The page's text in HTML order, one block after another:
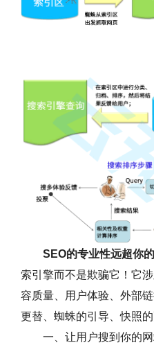
SEO的专业性远超你的
索引擎而不是欺骗它！它
容质量、用户体验、外部
更替、蜘蛛的引导、快照
一、让用户搜到你的